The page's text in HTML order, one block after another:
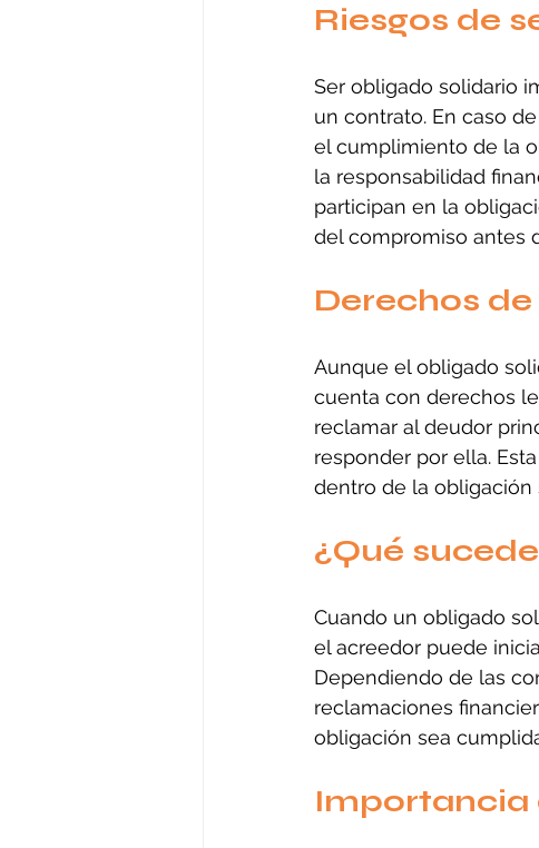
Riesgos de
Ser obligado solidario
un contrato. En caso
el cumplimiento de la
la responsabilidad
participan en la
del compromiso antes
Derechos
Aunque el obligado
cuenta con derechos
reclamar al deudor
responder por ella.
dentro de la obligación
¿Qué
Cuando un obligado
el acreedor puede
Dependiendo de las
reclamaciones
obligación sea
Importancia